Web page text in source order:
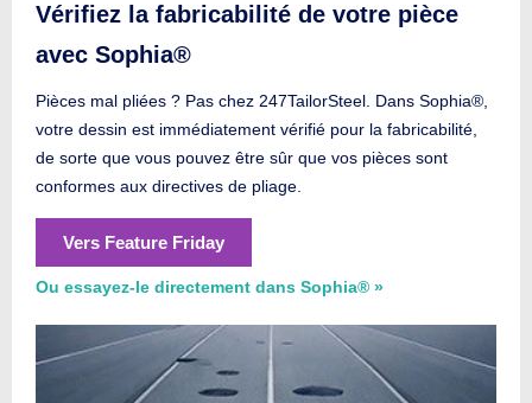
Vérifiez la fabricabilité de votre pièce
avec Sophia®
Pièces mal pliées ? Pas chez 247TailorSteel. Dans Sophia®,
votre dessin est immédiatement vérifié pour la fabricabilité,
de sorte que vous pouvez être sûr que vos pièces sont
conformes aux directives de pliage.
Vers Feature Friday
Ou essayez-le directement dans Sophia® »